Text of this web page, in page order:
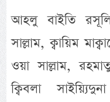
আহলু বাইতি
সাল্লাম, ক্বায়িম
ওয়া সাল্লাম,
ক্বিবলা